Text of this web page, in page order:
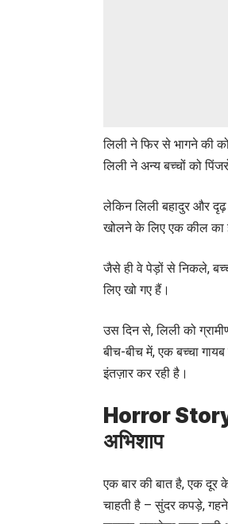
लिली ने फिर से भागने की
लिली ने अन्य बच्चों को
लेकिन लिली बहादुर और
खोलने के लिए एक कील का
जैसे ही वे पेड़ों से निकले,
लिए खो गए हैं।
उस दिन से, लिली को
बीच-बीच में, एक बच्चा
इंतज़ार कर रही है।
Horror
अभिशाप
एक बार की बात है, एक दूर
चाहती है – सुंदर कपड़े,